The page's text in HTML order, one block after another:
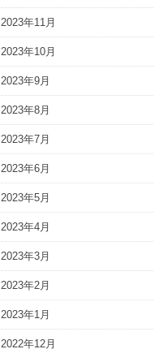
2023年11月
2023年10月
2023年9月
2023年8月
2023年7月
2023年6月
2023年5月
2023年4月
2023年3月
2023年2月
2023年1月
2022年12月